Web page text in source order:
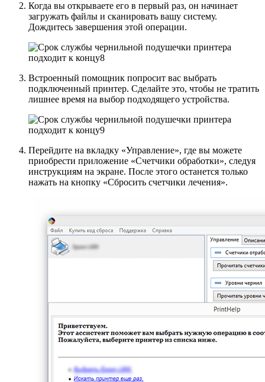
Когда вы открываете его в первый раз, он начинает
загружать файлы и сканировать вашу систему.
Дождитесь завершения этой операции.
Встроенный помощник попросит вас выбрать
подключенный принтер. Сделайте это, чтобы не тратить
лишнее время на выбор подходящего устройства.
Перейдите на вкладку «Управление», где вы можете
приобрести приложение «Счетчики обработки», следуя
инструкциям на экране. После этого останется только
нажать на кнопку «Сбросить счетчики лечения».